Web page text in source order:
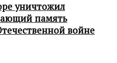
уничтожил
память
войне